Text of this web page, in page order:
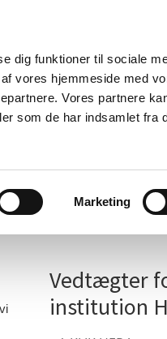
dig funktioner til sociale
vores hjemmeside med
Vores partnere
som de har indsamlet fra
Marketing
Vedtægter
institution